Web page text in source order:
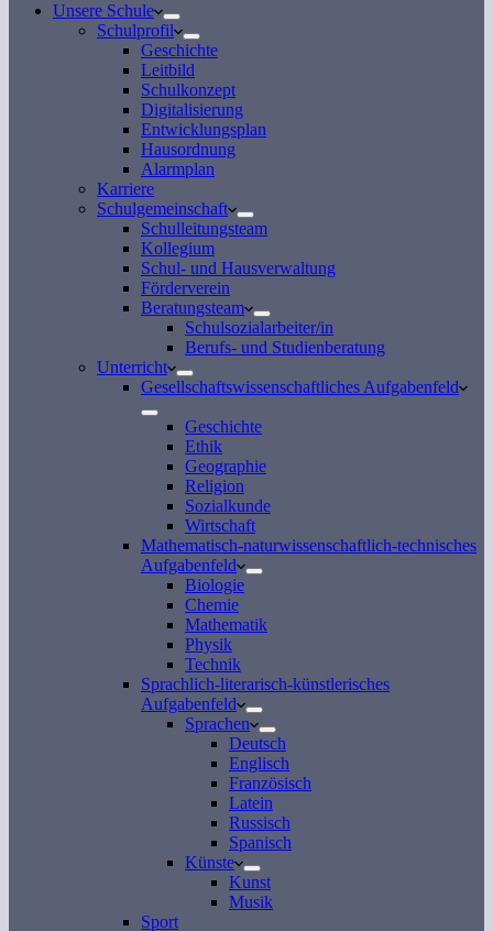
Unsere Schule
Schulprofil
Geschichte
Leitbild
Schulkonzept
Digitalisierung
Entwicklungsplan
Hausordnung
Alarmplan
Karriere
Schulgemeinschaft
Schulleitungsteam
Kollegium
Schul- und Hausverwaltung
Förderverein
Beratungsteam
Schulsozialarbeiter/in
Berufs- und Studienberatung
Unterricht
Gesellschaftswissenschaftliches Aufgabenfeld
Geschichte
Ethik
Geographie
Religion
Sozialkunde
Wirtschaft
Mathematisch-naturwissenschaftlich-technisches
Aufgabenfeld
Biologie
Chemie
Mathematik
Physik
Technik
Sprachlich-literarisch-künstlerisches
Aufgabenfeld
Sprachen
Deutsch
Englisch
Französisch
Latein
Russisch
Spanisch
Künste
Kunst
Musik
Sport